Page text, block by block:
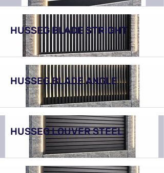
HUSSEG BLADE STRIGHT
HUSSEG BLADE ANGLE
HUSSEG LOUVER STEEL